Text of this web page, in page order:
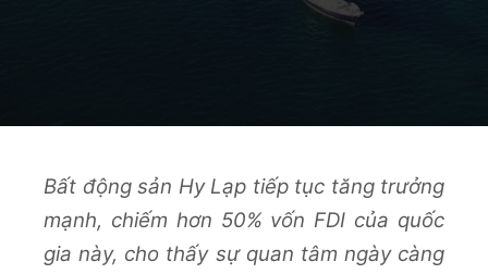
Bất động sản Hy Lạp tiếp tục tăng trưởng
mạnh, chiếm hơn 50% vốn FDI của quốc
gia này, cho thấy sự quan tâm ngày càng